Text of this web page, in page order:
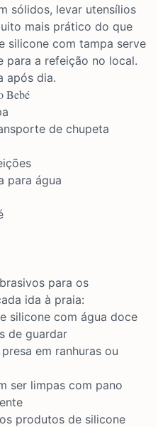
sólidos, levar utensílios
mais prático do que
silicone com tampa serve
para a refeição no local.
após dia.
Bebé
de chupeta
para água
para os
ida à praia:
silicone com água doce
de guardar
em ranhuras ou
ser limpas com pano
produtos de silicone